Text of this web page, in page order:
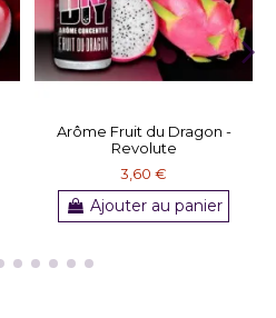
Arôme Fruit du Dragon -
Revolute
3,60 €
Ajouter au panier